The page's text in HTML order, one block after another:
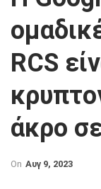
RCS
άκρο
On Αυγ 9, 2023